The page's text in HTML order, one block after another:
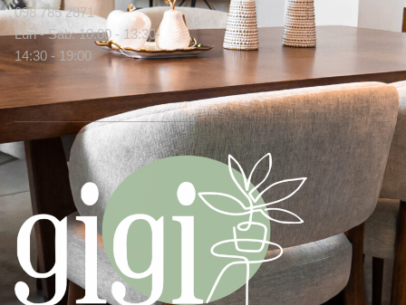
098 785 2871
Lun - Sab: 10:00 - 13:30-
14:30 - 19:00